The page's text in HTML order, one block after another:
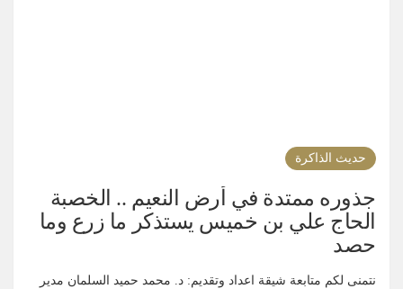
حديث الذاكرة
جذوره ممتدة في أرض النعيم .. الخصبة
الحاج علي بن خميس يستذكر ما زرع وما
حصد
نتمنى لكم متابعة شيقة اعداد وتقديم: د. محمد حميد السلمان مدير